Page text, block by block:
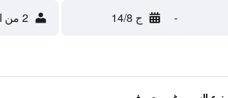
- ج 14/8 2 من الضيوف، غرفة واحدة